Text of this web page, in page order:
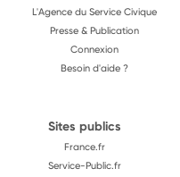
L'Agence du Service Civique
Presse & Publication
Connexion
Besoin d'aide ?
Sites publics
France.fr
Service-Public.fr